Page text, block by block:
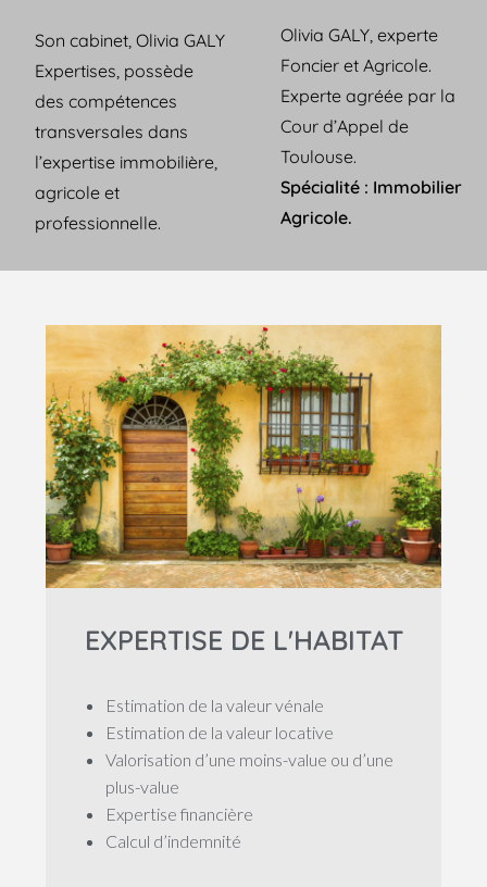
Son cabinet, Olivia GALY
Expertises, possède
des compétences
transversales dans
l’expertise immobilière,
agricole et
professionnelle.
Olivia GALY, experte
Foncier et Agricole.
Experte agréée par la
Cour d’Appel de
Toulouse.
Spécialité : Immobilier
Agricole.
EXPERTISE DE L'HABITAT
Estimation de la valeur vénale
Estimation de la valeur locative
Valorisation d’une moins-value ou d’une
plus-value
Expertise financière
Calcul d’indemnité